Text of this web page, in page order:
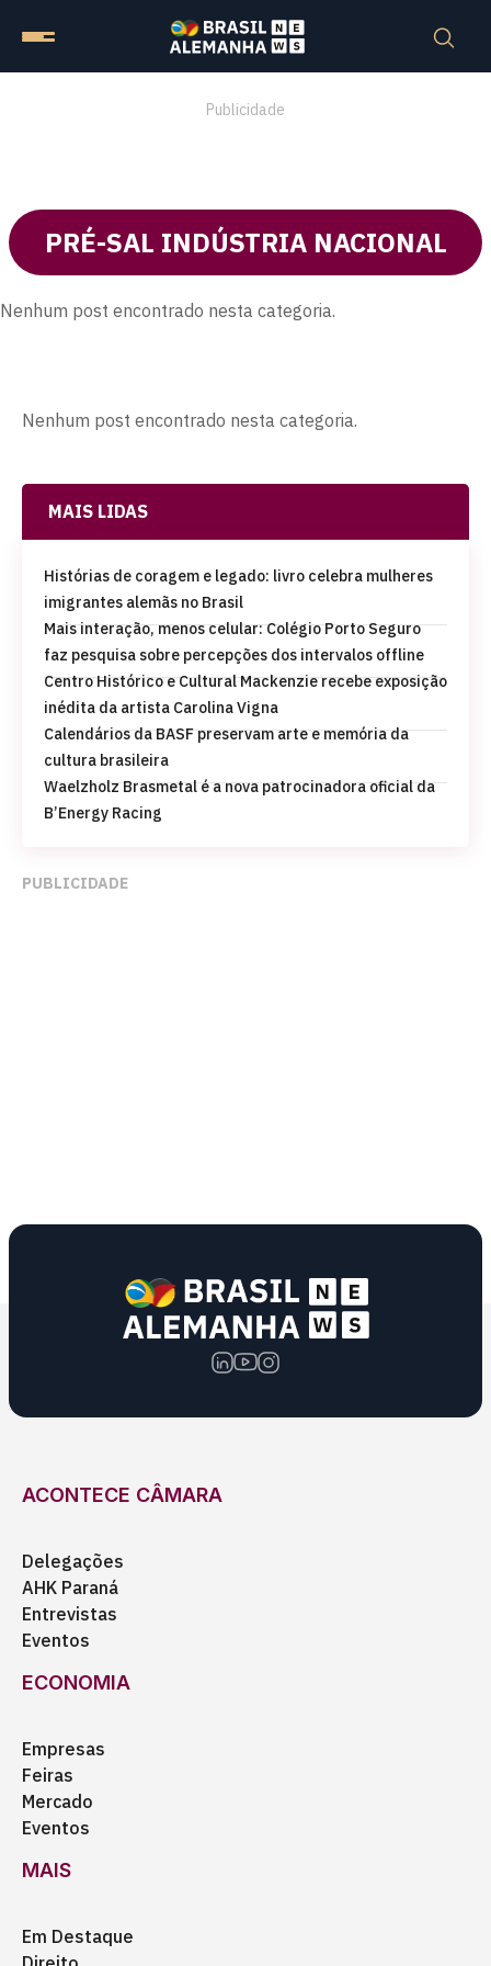
Publicidade
PRÉ-SAL INDÚSTRIA NACIONAL
Nenhum post encontrado nesta categoria.
Nenhum post encontrado nesta categoria.
MAIS LIDAS
Histórias de coragem e legado: livro celebra mulheres
imigrantes alemãs no Brasil
Mais interação, menos celular: Colégio Porto Seguro
faz pesquisa sobre percepções dos intervalos offline
Centro Histórico e Cultural Mackenzie recebe exposição
inédita da artista Carolina Vigna
Calendários da BASF preservam arte e memória da
cultura brasileira
Waelzholz Brasmetal é a nova patrocinadora oficial da
B’Energy Racing
PUBLICIDADE
ACONTECE CÂMARA
Delegações
AHK Paraná
Entrevistas
Eventos
ECONOMIA
Empresas
Feiras
Mercado
Eventos
MAIS
Em Destaque